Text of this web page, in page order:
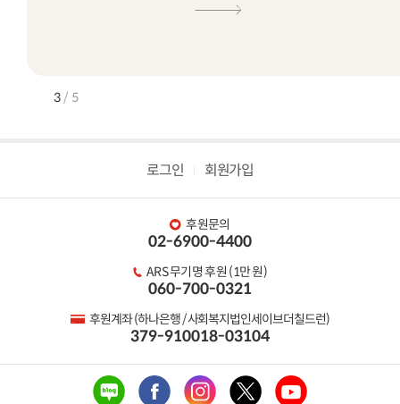
3 / 5
로그인 회원가입
후원문의
02-6900-4400
ARS 무기명 후원 (1만 원)
060-700-0321
후원계좌 (하나은행 / 사회복지법인세이브더칠드런)
379-910018-03104